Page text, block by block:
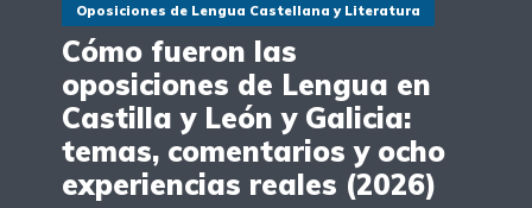
Oposiciones de Lengua Castellana y Literatura
Cómo fueron las
oposiciones de Lengua en
Castilla y León y Galicia:
temas, comentarios y ocho
experiencias reales (2026)